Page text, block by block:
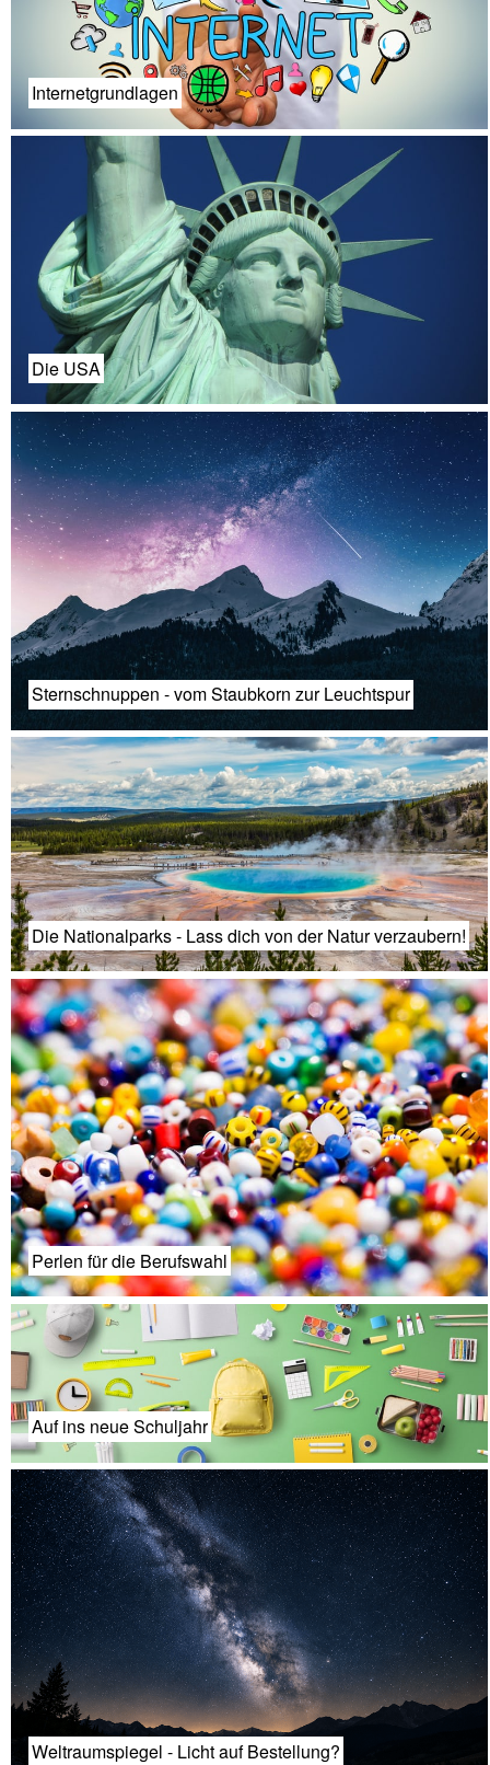
Internetgrundlagen
Die USA
Sternschnuppen - vom Staubkorn zur Leuchtspur
Die Nationalparks - Lass dich von der Natur verzaubern!
Perlen für die Berufswahl
Auf ins neue Schuljahr
Weltraumspiegel - Licht auf Bestellung?